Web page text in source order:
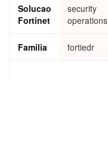
Subsc
riptio
FortiC
Solucao
Fortinet
security
operations
Familia fortiedr